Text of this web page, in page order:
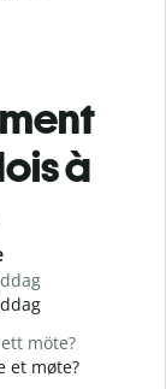
à
möte?
et møte?